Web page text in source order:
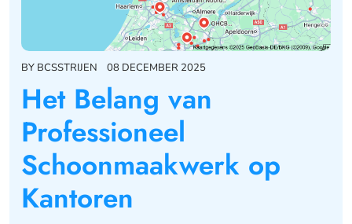
BY BCSSTRIJEN 08 DECEMBER 2025
Het Belang van
Professioneel
Schoonmaakwerk op
Kantoren